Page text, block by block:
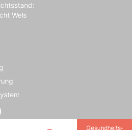
Gesundheits­
Wels